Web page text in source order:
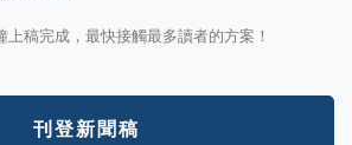
稿完成，最快接觸最多讀者的方案！
刊登新聞稿